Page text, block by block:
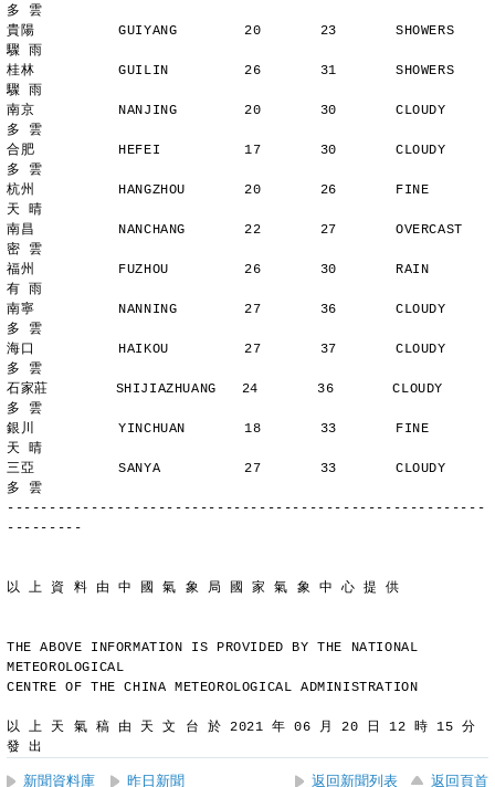
多 雲
貴陽          GUIYANG        20       23       SHOWERS
驟 雨
桂林          GUILIN         26       31       SHOWERS
驟 雨
南京          NANJING        20       30       CLOUDY
多 雲
合肥          HEFEI          17       30       CLOUDY
多 雲
杭州          HANGZHOU       20       26       FINE
天 晴
南昌          NANCHANG       22       27       OVERCAST
密 雲
福州          FUZHOU         26       30       RAIN
有 雨
南寧          NANNING        27       36       CLOUDY
多 雲
海口          HAIKOU         27       37       CLOUDY
多 雲
石家莊        SHIJIAZHUANG   24       36       CLOUDY
多 雲
銀川          YINCHUAN       18       33       FINE
天 晴
三亞          SANYA          27       33       CLOUDY
多 雲
---------------------------------------------------------
---------
以 上 資 料 由 中 國 氣 象 局 國 家 氣 象 中 心 提 供
THE ABOVE INFORMATION IS PROVIDED BY THE NATIONAL
METEOROLOGICAL
CENTRE OF THE CHINA METEOROLOGICAL ADMINISTRATION
以 上 天 氣 稿 由 天 文 台 於 2021 年 06 月 20 日 12 時 15 分
發 出
新聞資料庫 昨日新聞 返回新聞列表 返回頁首